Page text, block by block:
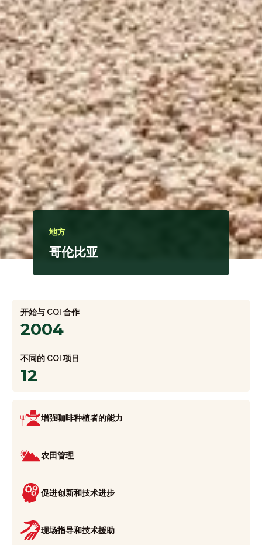
地方
哥伦比亚
开始与 CQI 合作
2004
不同的 CQI 项目
12
增强咖啡种植者的能力
农田管理
促进创新和技术进步
现场指导和技术援助